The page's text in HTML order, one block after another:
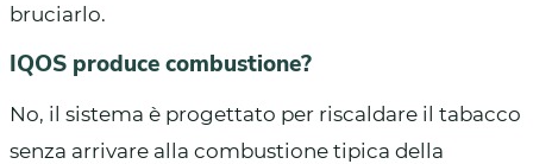
bruciarlo.
IQOS produce combustione?
No, il sistema è progettato per riscaldare il tabacco
senza arrivare alla combustione tipica della